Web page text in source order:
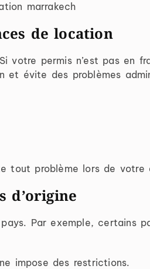
de location
votre permis n’est pas en
et évite des problèmes
tout problème lors de votre
d’origine
Par exemple, certains
impose des restrictions.